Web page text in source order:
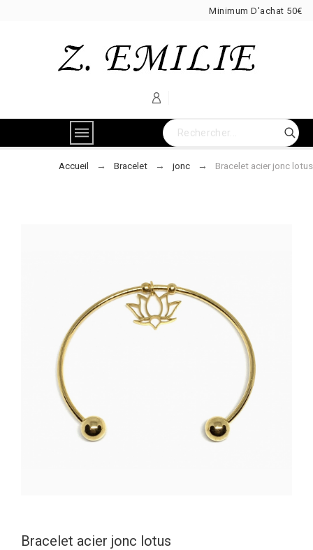
Minimum D'achat 50€
Accueil Bracelet jonc Bracelet acier jonc lotus
Bracelet acier jonc lotus